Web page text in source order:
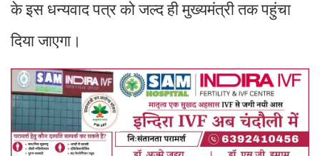
के इस धन्यवाद पत्र को जल्द ही मुख्यमंत्री तक पहुंचा
दिया जाएगा।